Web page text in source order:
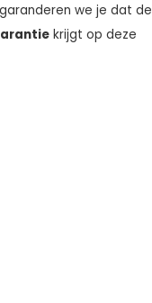
garanderen we je dat de
krijgt op deze